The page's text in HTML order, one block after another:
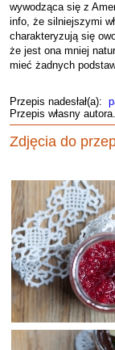
wywodząca się z
info, że silniejszymi
charakteryzują się
że jest ona mniej
mieć żadnych
Przepis nadesłał(a):
Przepis własny autora.
Zdjęcia do